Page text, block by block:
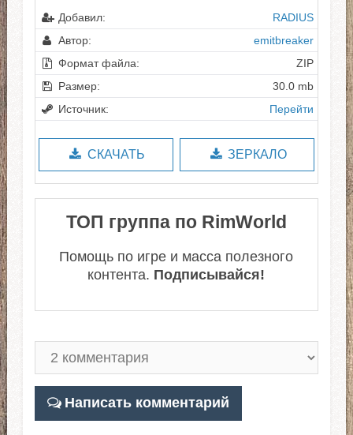
Добавил:
RADIUS
Автор:
emitbreaker
Формат файла:
ZIP
Размер:
30.0 mb
Источник:
Перейти
СКАЧАТЬ ЗЕРКАЛО
ТОП группа по RimWorld
Помощь по игре и масса полезного
контента. Подписывайся!
Написать комментарий